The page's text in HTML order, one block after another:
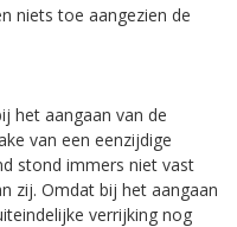
niets toe aangezien de
het aangaan van de
van een eenzijdige
stond immers niet vast
zij. Omdat bij het aangaan
verrijking nog